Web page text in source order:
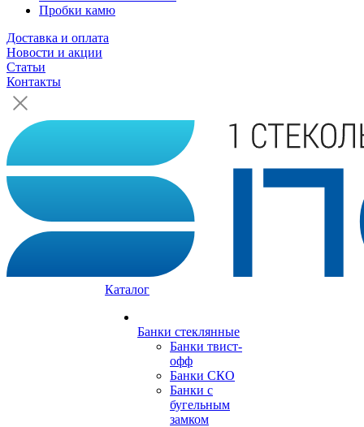
Пробки камю
Доставка и оплата
Новости и акции
Статьи
Контакты
Каталог
Банки стеклянные
Банки твист-
офф
Банки СКО
Банки с
бугельным
замком